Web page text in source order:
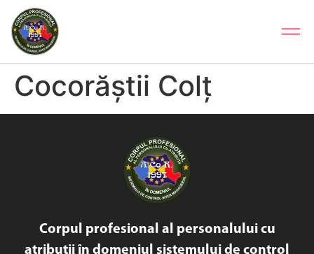
Cocorăștii Colț
Corpul profesional al personalului cu
atribuții în domeniul sistemului de control